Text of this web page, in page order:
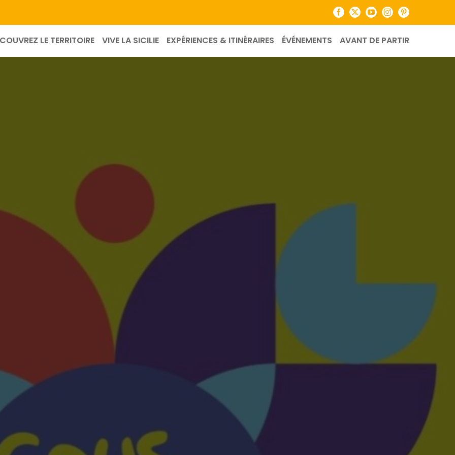
Facebook
X YouTubeInstagramPinterest
LE TERRITOIRE VIVE LA SICILIE EXPÉRIENCES & ITINÉRAIRES ÉVÉNEMENTS AVANT DE PARTIR